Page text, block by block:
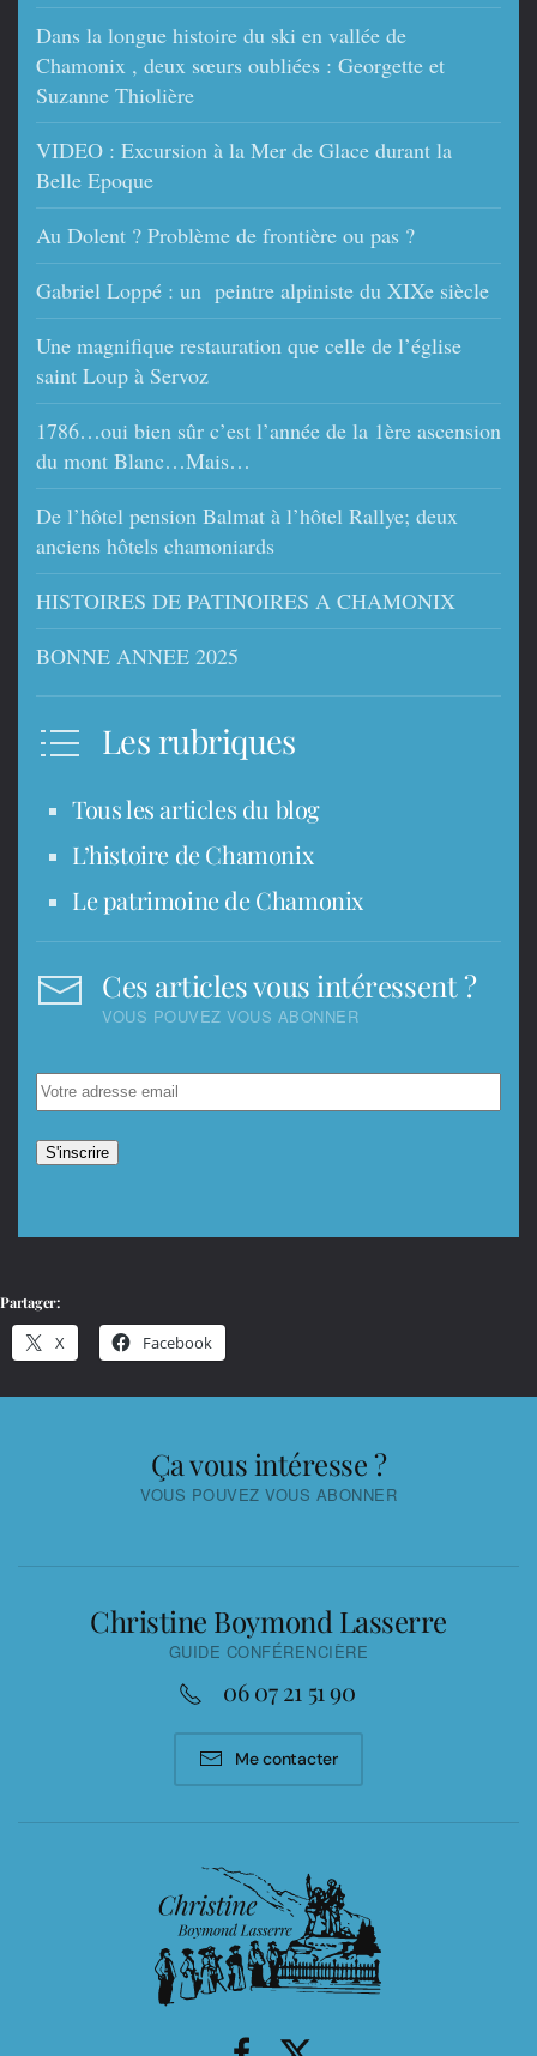
Dans la longue histoire du ski en vallée de
Chamonix , deux sœurs oubliées : Georgette et
Suzanne Thiolière
VIDEO : Excursion à la Mer de Glace durant la
Belle Epoque
Au Dolent ? Problème de frontière ou pas ?
Gabriel Loppé : un peintre alpiniste du XIXe siècle
Une magnifique restauration que celle de l’église
saint Loup à Servoz
1786…oui bien sûr c’est l’année de la 1ère ascension
du mont Blanc…Mais…
De l’hôtel pension Balmat à l’hôtel Rallye; deux
anciens hôtels chamoniards
HISTOIRES DE PATINOIRES A CHAMONIX
BONNE ANNEE 2025
Les rubriques
Tous les articles du blog
L’histoire de Chamonix
Le patrimoine de Chamonix
Ces articles vous intéressent ?
VOUS POUVEZ VOUS ABONNER
Partager:
X Facebook
Ça vous intéresse ?
VOUS POUVEZ VOUS ABONNER
Christine Boymond Lasserre
GUIDE CONFÉRENCIÈRE
06 07 21 51 90
Me contacter